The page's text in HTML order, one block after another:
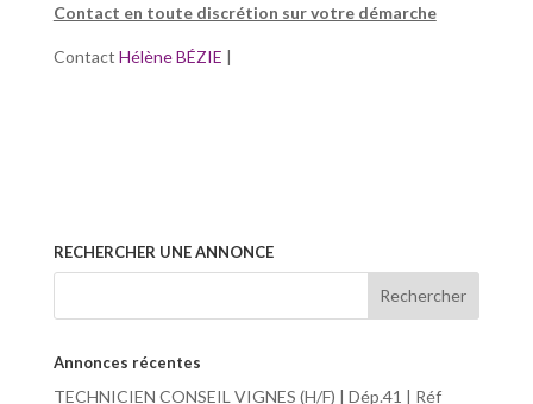
Contact en toute discrétion sur votre démarche
Contact Hélène BÉZIE |
RECHERCHER UNE ANNONCE
Annonces récentes
TECHNICIEN CONSEIL VIGNES (H/F) | Dép.41 | Réf